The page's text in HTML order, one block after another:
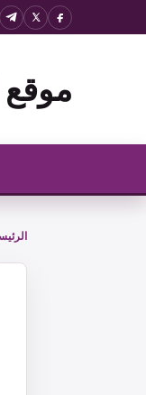
موقع